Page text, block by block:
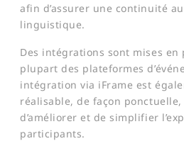
afin d’assurer une continuité
linguistique.
Des intégrations sont mises en
plupart des plateformes
intégration via iFrame est
réalisable, de façon
d’améliorer et de simplifier
participants.